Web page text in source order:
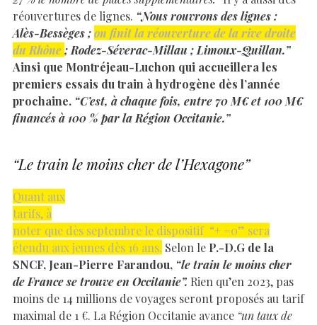
réouvertures de lignes. “Nous rouvrons des lignes :
Alès-Bessèges ;on finit la réouverture de la rive droite
du Rhône; Rodez-Séverac-Millau ; Limoux-Quillan.”
Ainsi que Montréjeau-Luchon qui accueillera les
premiers essais du train à hydrogène dès l’année
prochaine. “C’est, à chaque fois, entre 70 M€ et 100 M€
financés à 100 % par la Région Occitanie.”
“Le train le moins cher de l’Hexagone”
Quant aux
tarifs, à
noter que dès septembre le dispositif “+ =0” sera
étendu aux jeunes dès 16 ans. Selon le P.-D.G de la
SNCF, Jean-Pierre Farandou, “le train le moins cher
de France se trouve en Occitanie”. Rien qu’en 2023, pas
moins de 14 millions de voyages seront proposés au tarif
maximal de 1 €. La Région Occitanie avance “un taux de